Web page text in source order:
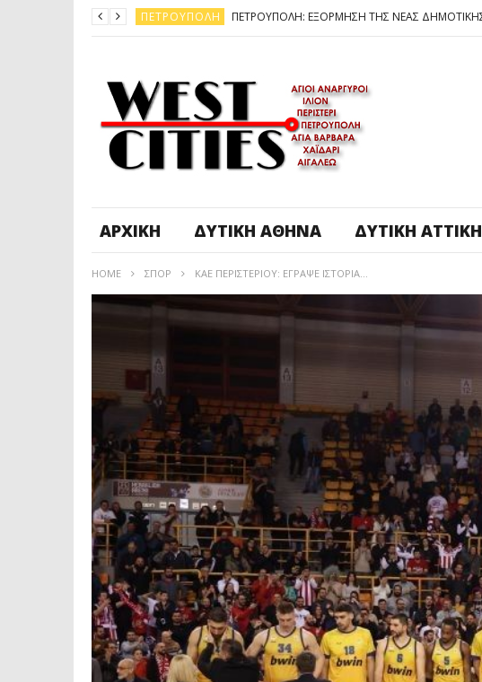
ΠΕΤΡΟΎΠΟΛΗ
ΠΕΤΡΟΎΠΟΛΗ
ΠΕΤΡΟΎΠΟΛΗ
ΔΥΤΙΚΉ ΑΤΤΙΚΉ ΚΑΙΡΟΣ: ΕΡΧΟΝΤΑΙ ΧΙΟΝΙΑ
ΠΕΤΡΟΎΠΟΛΗ
ΑΡΧΙΚΉ ΔΥΤΙΚΉ ΑΘΉΝΑ ΔΥΤΙΚΉ ΑΤΤΙΚΉ
HOME ΣΠΟΡ ΚΑΕ ΠΕΡΙΣΤΕΡΙΟΥ: ΕΓΡΑΨΕ ΙΣΤΟΡΙΑ…